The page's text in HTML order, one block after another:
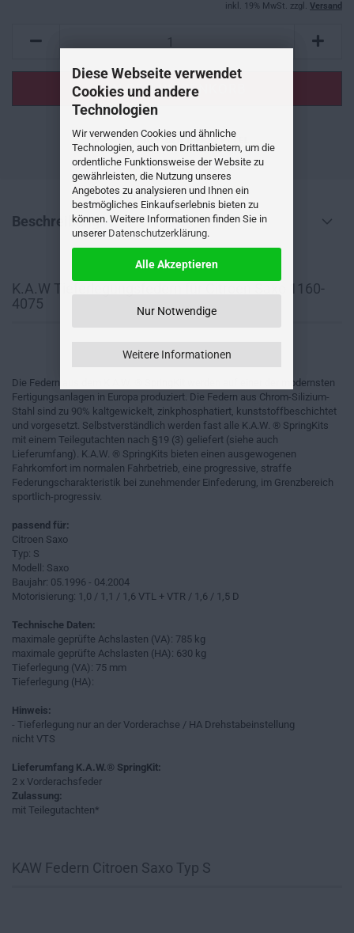
Diese Webseite verwendet
Cookies und andere
Technologien
Wir verwenden Cookies und ähnliche
Technologien, auch von Drittanbietern, um die
ordentliche Funktionsweise der Website zu
gewährleisten, die Nutzung unseres
Angebotes zu analysieren und Ihnen ein
bestmögliches Einkaufserlebnis bieten zu
können. Weitere Informationen finden Sie in
unserer Datenschutzerklärung.
Alle Akzeptieren
Nur Notwendige
Weitere Informationen
inkl. 19% MwSt. zzgl. Versand
AUF DEN MERKZETTEL
Beschreibung
K.A.W Tieferlegungsfedern für Citroen Saxo 1160-
4075
Die Federn aus dem K.A.W. ® SpringKit werden auf einer der modernsten
Fertigungsanlagen in Europa produziert. Die Federn aus Chrom-Silizium-
Stahl sind zu 90% kaltgewickelt, zinkphosphatiert, kunststoffbeschichtet
und vorgesetzt. Selbstverständlich werden fast alle K.A.W. ® SpringKits
mit einem Teilegutachten nach §19 (3) geliefert (siehe auch
Lieferumfang). K.A.W. ® SpringKits bieten einen ausgewogenen
Fahrkomfort im normalen Fahrbetrieb, eine progressive, straffe
Federungscharakteristik bei zunehmender Einfederung, im Grenzbereich
sportlich-progressiv.
passend für:
Citroen Saxo
Typ: S
Modell: Saxo
Baujahr: 05.1996 - 04.2004
Motorisierung: 1,0 / 1,1 / 1,6 VTL + VTR / 1,6 / 1,5 D
Technische Daten:
maximale geprüfte Achslasten (VA): 785 kg
maximale geprüfte Achslasten (HA): 630 kg
Tieferlegung (VA): 75 mm
Tieferlegung (HA):
Hinweis:
- Tieferlegung nur an der Vorderachse / HA Drehstabeinstellung
nicht VTS
Lieferumfang K.A.W.® SpringKit:
2 x Vorderachsfeder
Zulassung:
mit Teilegutachten*
KAW Federn Citroen Saxo Typ S